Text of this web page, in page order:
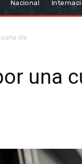
Nacional
ola
una